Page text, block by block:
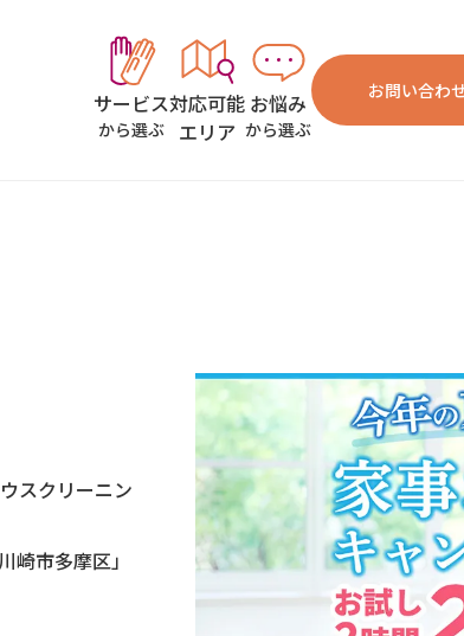
サービス
から選ぶ
対応可能
エリア
お悩み
から選ぶ
お問い合わ
スクリーニン
市多摩区」